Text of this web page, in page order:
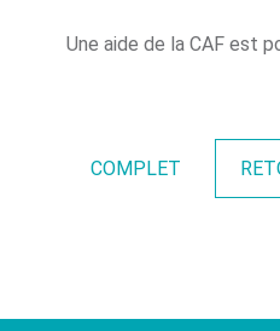
Une aide de la CAF est
COMPLET